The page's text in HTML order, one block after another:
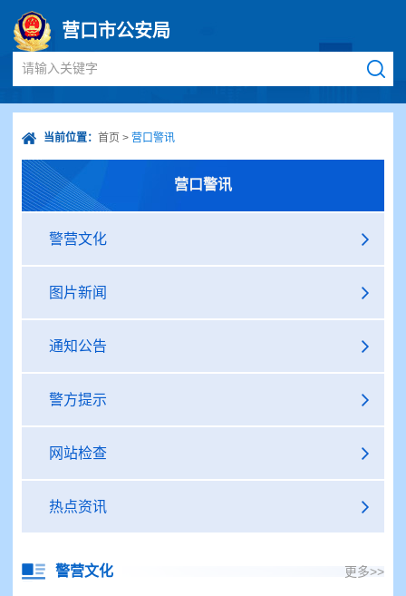
营口市公安局
请输入关键字
当前位置： 首页 > 营口警讯
营口警讯
警营文化
图片新闻
通知公告
警方提示
网站检查
热点资讯
警营文化 更多>>